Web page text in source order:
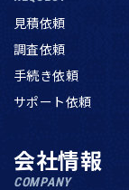
見積依頼
調査依頼
手続き依頼
サポート依頼
会社情報
COMPANY